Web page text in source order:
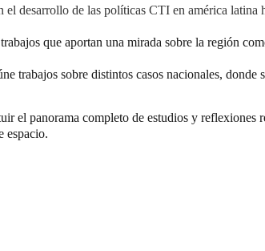
el desarrollo de las políticas CTI en américa latina
que aportan una mirada sobre la región
trabajos sobre distintos casos nacionales, donde
el panorama completo de estudios y
espacio.